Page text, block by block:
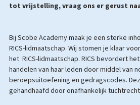
tot vrijstelling, vraag ons er gerust
Bij Scobe Academy maak je een sterke
RICS-lidmaatschap. Wij stomen je klaar
het RICS-lidmaatschap. RICS bevordert
handelen van haar leden door middel van
beroepsuitoefening en gedragscodes.
gehandhaafd door onafhankelijk